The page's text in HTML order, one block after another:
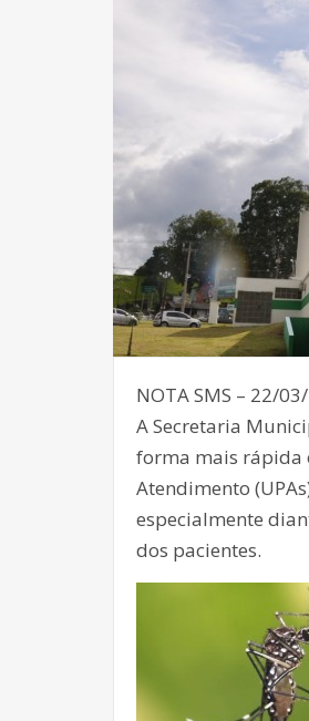
NOTA SMS – 22/
A Secretaria
forma mais rápida
Atendimento
especialmente
dos pacientes.